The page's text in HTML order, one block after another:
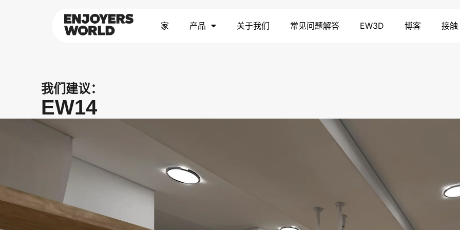
家 产品 关于我们 常见问题解答 EW3D 博客 接触
我们建议：
EW14